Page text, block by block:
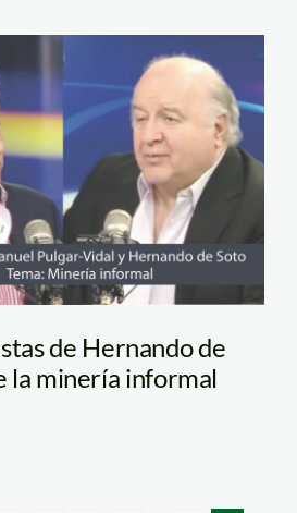
y de
de Hernando de
la minería informal